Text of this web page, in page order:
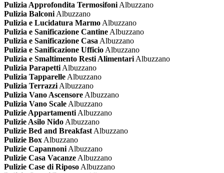
Pulizia Approfondita Termosifoni Albuzzano
Pulizia Balconi Albuzzano
Pulizia e Lucidatura Marmo Albuzzano
Pulizia e Sanificazione Cantine Albuzzano
Pulizia e Sanificazione Casa Albuzzano
Pulizia e Sanificazione Ufficio Albuzzano
Pulizia e Smaltimento Resti Alimentari Albuzzano
Pulizia Parapetti Albuzzano
Pulizia Tapparelle Albuzzano
Pulizia Terrazzi Albuzzano
Pulizia Vano Ascensore Albuzzano
Pulizia Vano Scale Albuzzano
Pulizie Appartamenti Albuzzano
Pulizie Asilo Nido Albuzzano
Pulizie Bed and Breakfast Albuzzano
Pulizie Box Albuzzano
Pulizie Capannoni Albuzzano
Pulizie Casa Vacanze Albuzzano
Pulizie Case di Riposo Albuzzano